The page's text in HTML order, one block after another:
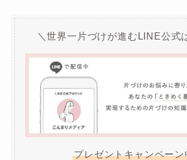
＼世界一片づけが進むLINE公式
プレゼントキャンペーン